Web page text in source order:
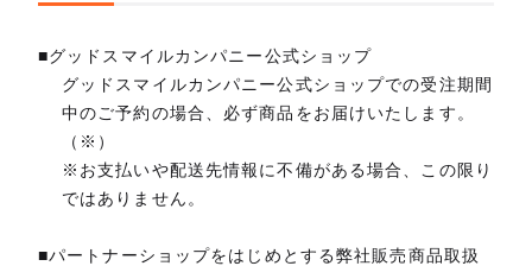
■グッドスマイルカンパニー公式ショップ
グッドスマイルカンパニー公式ショップでの受注期間
中のご予約の場合、必ず商品をお届けいたします。
（※）
※お支払いや配送先情報に不備がある場合、この限り
ではありません。
■パートナーショップをはじめとする弊社販売商品取扱